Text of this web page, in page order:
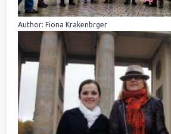
Author: Fiona Krakenbrger